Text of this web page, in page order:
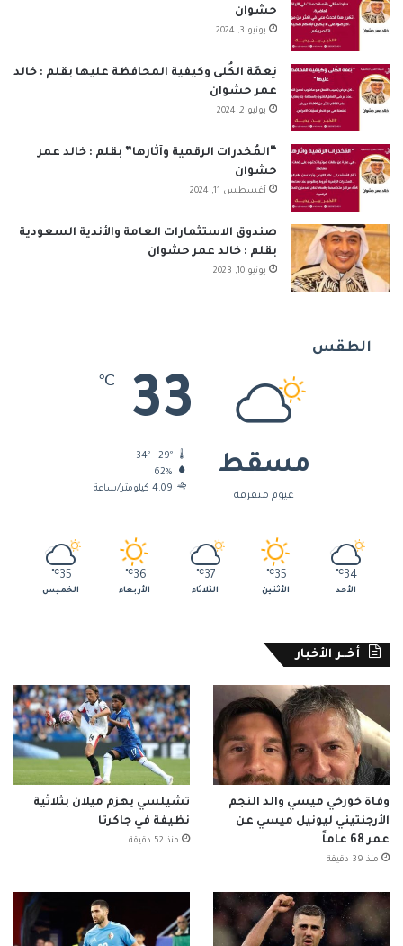
حشوان
يونيو 3, 2024
نِعمَة الكُلى وكيفية المحافظة عليها بقلم : خالد
عمر حشوان
يوليو 2, 2024
“المُخدرات الرقمية وآثارها” بقلم : خالد عمر
حشوان
أغسطس 11, 2024
صندوق الاستثمارات العامة والأندية السعودية
بقلم : خالد عمر حشوان
يونيو 10, 2023
الطقس
مسقط
غيوم متفرقة
33
℃
34º - 29º
62%
4.09 كيلومتر/ساعة
34
℃
الأحد
35
℃
الأثنين
37
℃
الثلاثاء
36
℃
الأربعاء
35
℃
الخميس
أخــر الأخبار
وفاة خورخي ميسي والد النجم
الأرجنتيني ليونيل ميسي عن
عمر 68 عاماً
منذ 39 دقيقة
تشيلسي يهزم ميلان بثلاثية
نظيفة في جاكرتا
منذ 52 دقيقة